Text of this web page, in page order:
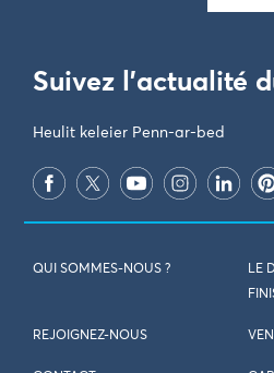
Suivez l'actualité
Heulit keleier Penn-ar-bed
QUI SOMMES-NOUS ?
LE
REJOIGNEZ-NOUS